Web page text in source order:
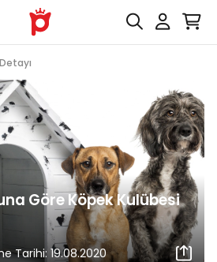
Göre Köpek Kulübesi
Tarihi: 19.08.2020